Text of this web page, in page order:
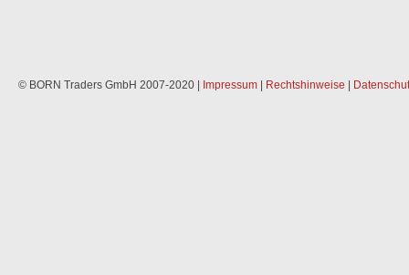
© BORN Traders GmbH 2007-2020 | Impressum Rechtshinweise